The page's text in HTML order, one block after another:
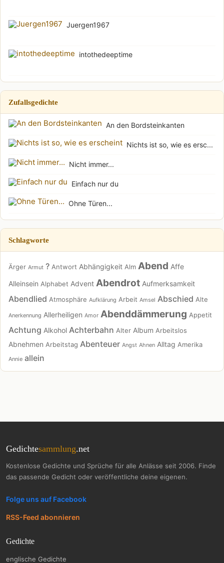
Juergen1967
intothedeeptime
Zufallsgedichte
An den Bordsteinkanten
Nichts ist so, wie es ersc...
Nicht immer...
Einfach nur du
Ohne Türen...
Schlagworte
Ärger Armut ? Antwort Abhängigkeit Alm Abend Affe
Alleinsein Alphabet Advent Abendrot Aufmerksamkeit
Abendlied Atmosphäre Aufklärung Arbeit Amsel Abschied Alte
Anerkennung Allerheiligen Amor Abenddämmerung Appetit
Achtung Alkohol Achterbahn Alter Album Arbeitslos
Abnehmen Arbeitstag Abenteuer Angst Ahnen Alltag Amerika
Annie allein
Gedichtesammlung.net
Kostenlose Gedichte und Sprüche für alle Anlässe seit 2006. Finde
das passende Gedicht oder veröffentliche deine eigenen.
Folge uns auf Facebook
RSS-Feed abonnieren
Gedichte
englische Gedichte